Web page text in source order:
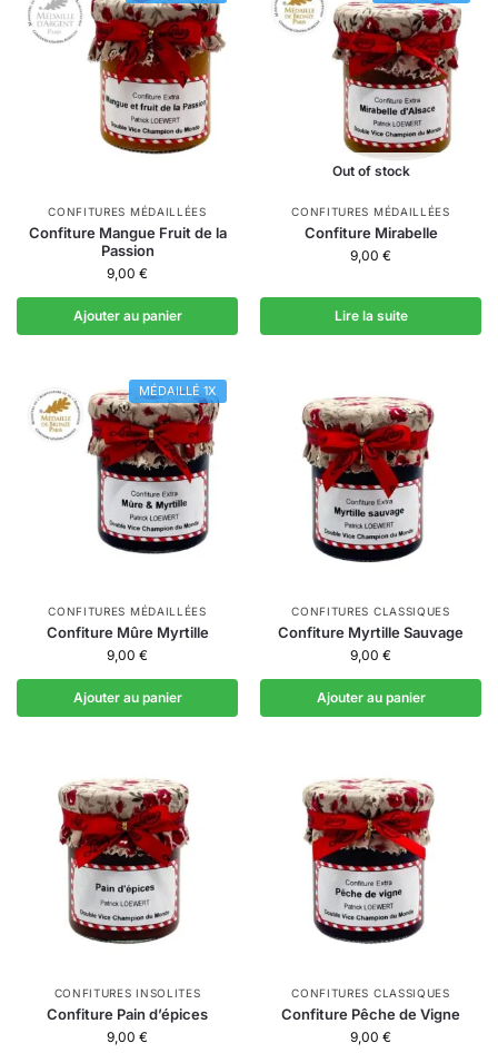
CONFITURES MÉDAILLÉES
Confiture Mangue Fruit de la
Passion
9,00 €
Ajouter au panier
Out of stock
CONFITURES MÉDAILLÉES
Confiture Mirabelle
9,00 €
Lire la suite
MÉDAILLÉ 1X
CONFITURES MÉDAILLÉES
Confiture Mûre Myrtille
9,00 €
Ajouter au panier
CONFITURES CLASSIQUES
Confiture Myrtille Sauvage
9,00 €
Ajouter au panier
CONFITURES INSOLITES
Confiture Pain d’épices
9,00 €
CONFITURES CLASSIQUES
Confiture Pêche de Vigne
9,00 €